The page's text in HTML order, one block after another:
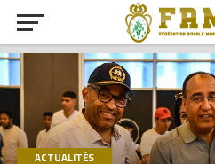
ACTUALITÉS